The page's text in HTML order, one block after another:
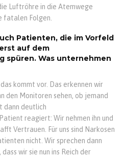
Luftröhre in die Atemwege
fatalen Folgen.
Patienten, die im Vorfeld
auf dem
spüren. Was unternehmen
kommt vor. Das erkennen wir
den Monitoren sehen, ob jemand
dann deutlich
reagiert: Wir nehmen ihn und
Vertrauen. Für uns sind Narkosen
nicht. Wir sprechen dann
wir sie nun ins Reich der